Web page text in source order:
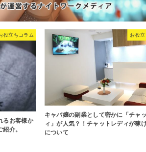
お役立ちコラム
副業として密かに「チャットレデ
？！チャットレディが稼げる理由
顧客管理で売
バ嬢が顧客管